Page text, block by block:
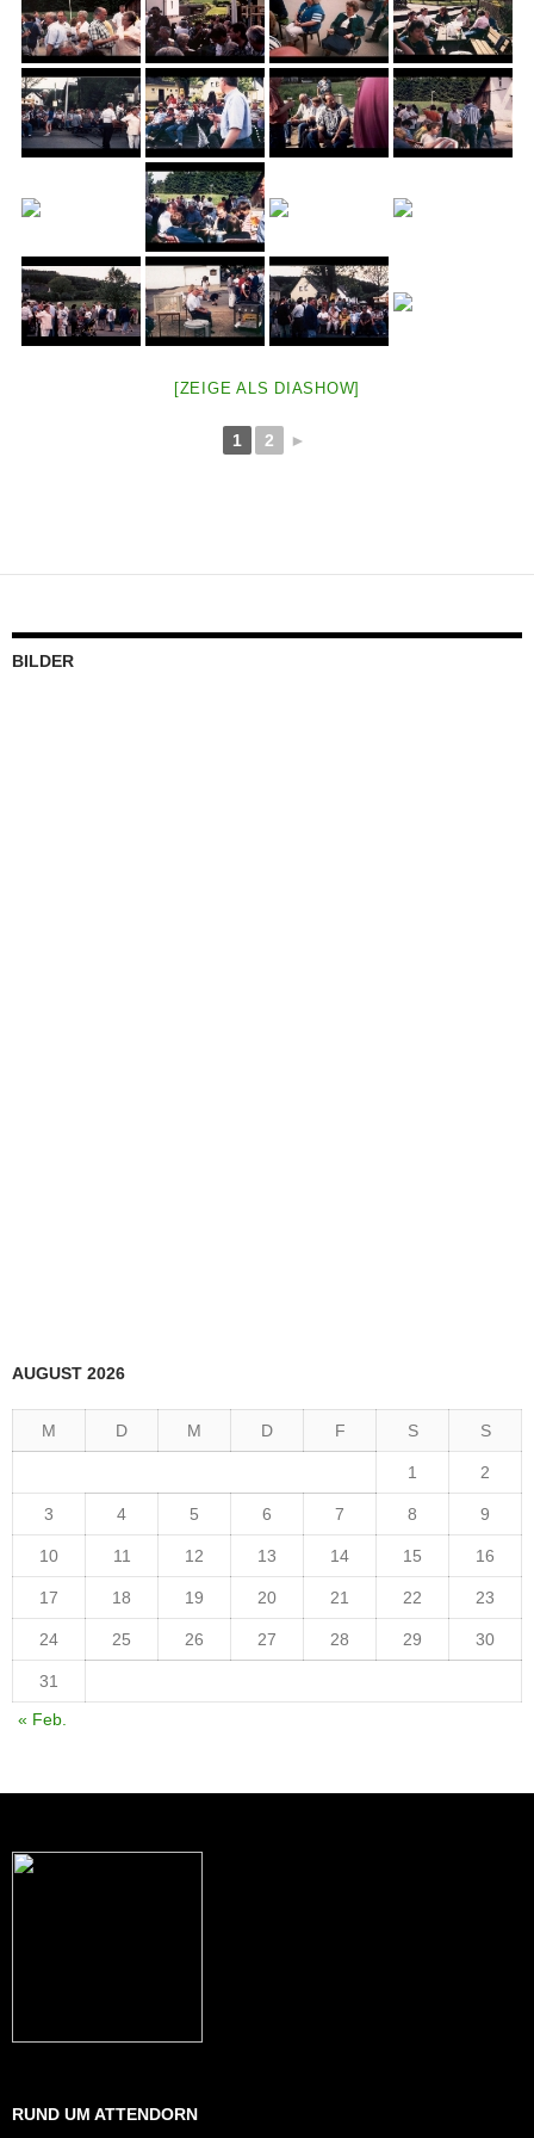
[ZEIGE ALS DIASHOW]
1 2 ►
BILDER
AUGUST 2026
M D M D F S S
1 2
3 4 5 6 7 8 9
10 11 12 13 14 15 16
17 18 19 20 21 22 23
24 25 26 27 28 29 30
31
« Feb.
RUND UM ATTENDORN